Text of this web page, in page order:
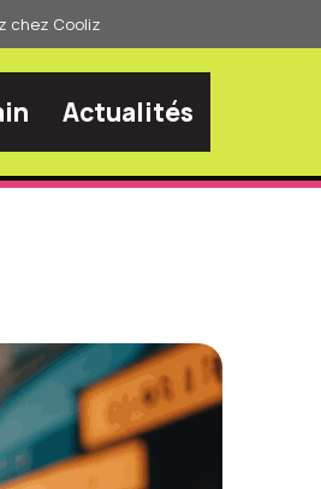
chez Cooliz
Actualités